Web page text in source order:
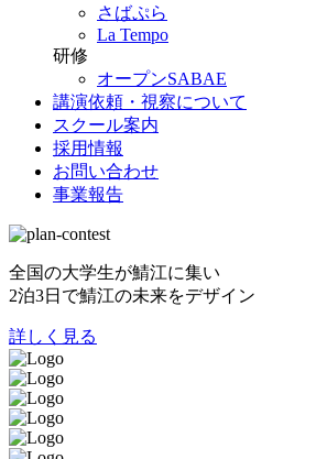
さばぷら
La Tempo
研修
オープンSABAE
講演依頼・視察について
スクール案内
採用情報
お問い合わせ
事業報告
全国の大学生が鯖江に集い
2泊3日で鯖江の未来をデザイン
詳しく見る